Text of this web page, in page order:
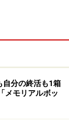
て、お手軽
そうに聞こえ
自分の終活も1箱
メモリアルボッ